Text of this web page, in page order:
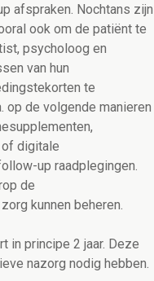
afspraken. Nochtans zijn
ook om de patiënt te
psycholoog en
van hun
te
op de volgende manieren
digitale
up raadplegingen.
de
kunnen beheren.
in principe 2 jaar. Deze
nazorg nodig hebben.